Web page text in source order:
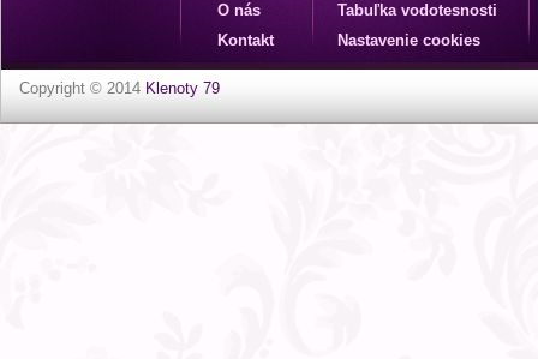
O nás
Kontakt
Tabuľka vodotesnosti
Nastavenie cookies
Copyright © 2014 Klenoty 79